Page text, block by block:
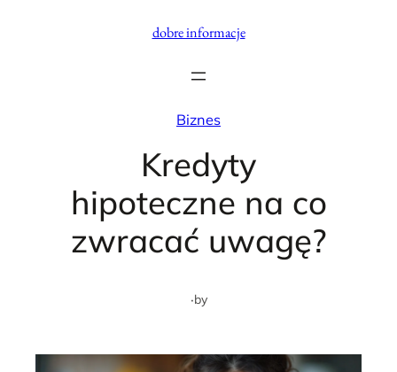
dobre informacje
Biznes
Kredyty
hipoteczne na co
zwracać uwagę?
·by